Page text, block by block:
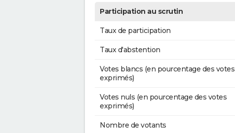
Participation au scrutin
Taux de participation
Taux d'abstention
Votes blancs (en pourcentage des votes
exprimés)
Votes nuls (en pourcentage des votes
exprimés)
Nombre de votants